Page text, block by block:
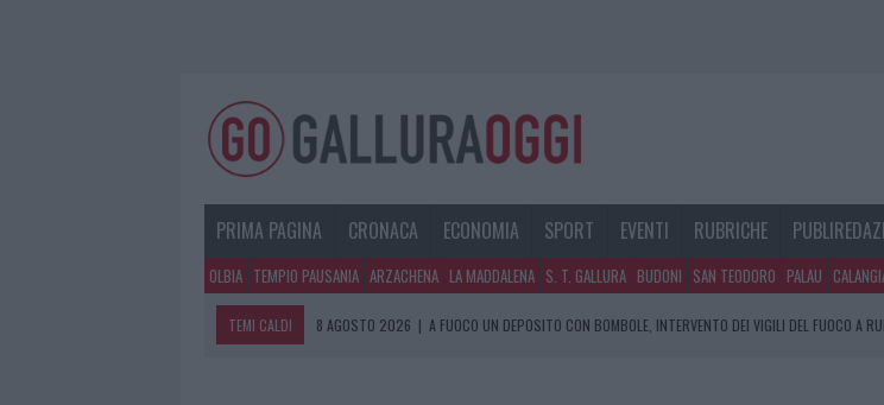
PRIMA PAGINA CRONACA ECONOMIA SPORT EVENTI RUBRICHE
OLBIA TEMPIO PAUSANIA ARZACHENA LA MADDALENA S. T. GALLURA BUDONI SAN TEODORO PALAU
TEMI CALDI 8 AGOSTO 2026 | A FUOCO UN DEPOSITO CON BOMBOLE, INTERVENTO DEI VIGILI DEL FUOCO A